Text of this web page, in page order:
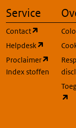
Service
Contact
(opent in
Helpdesk
(opent
Proclaimer
(opent
Index stoffen